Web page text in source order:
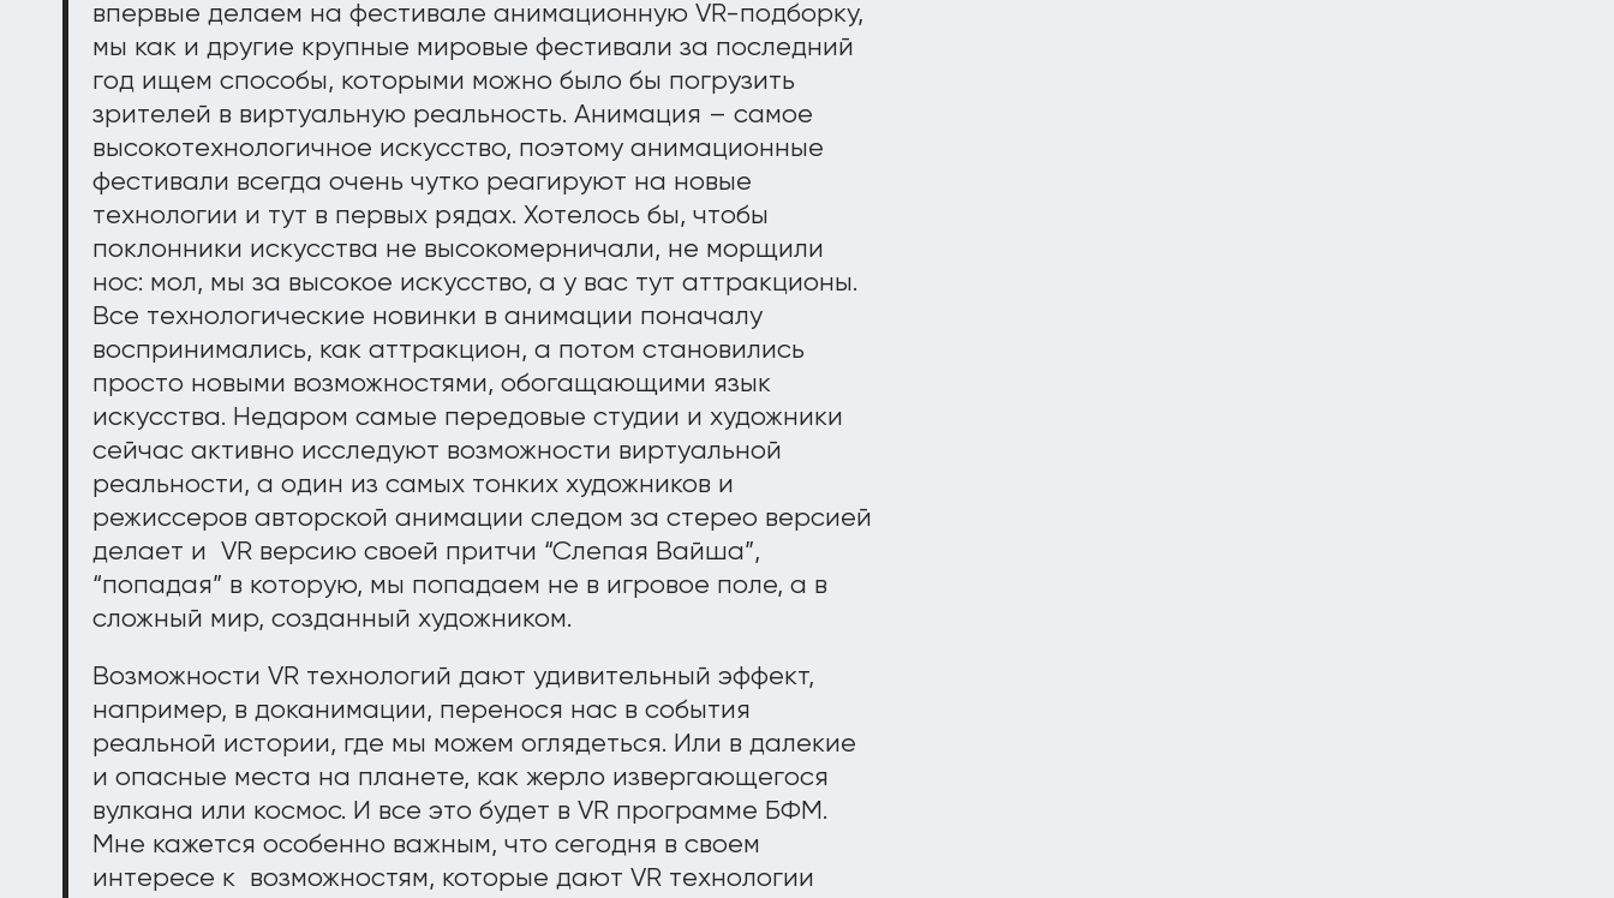
впервые делаем на фестивале анимационную VR-подборку,
мы как и другие крупные мировые фестивали за последний
год ищем способы, которыми можно было бы погрузить
зрителей в виртуальную реальность. Анимация – самое
высокотехнологичное искусство, поэтому анимационные
фестивали всегда очень чутко реагируют на новые
технологии и тут в первых рядах. Хотелось бы, чтобы
поклонники искусства не высокомерничали, не морщили
нос: мол, мы за высокое искусство, а у вас тут аттракционы.
Все технологические новинки в анимации поначалу
воспринимались, как аттракцион, а потом становились
просто новыми возможностями, обогащающими язык
искусства. Недаром самые передовые студии и художники
сейчас активно исследуют возможности виртуальной
реальности, а один из самых тонких художников и
режиссеров авторской анимации следом за стерео версией
делает и VR версию своей притчи “Слепая Вайша”,
“попадая” в которую, мы попадаем не в игровое поле, а в
сложный мир, созданный художником.
Возможности VR технологий дают удивительный эффект,
например, в доканимации, перенося нас в события
реальной истории, где мы можем оглядеться. Или в далекие
и опасные места на планете, как жерло извергающегося
вулкана или космос. И все это будет в VR программе БФМ.
Мне кажется особенно важным, что сегодня в своем
интересе к возможностям, которые дают VR технологии